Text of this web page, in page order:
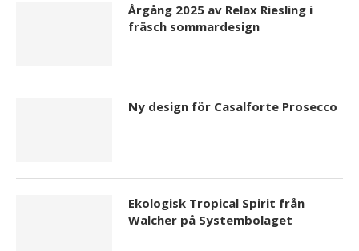
Årgång 2025 av Relax Riesling i
fräsch sommardesign
Ny design för Casalforte Prosecco
Ekologisk Tropical Spirit från
Walcher på Systembolaget